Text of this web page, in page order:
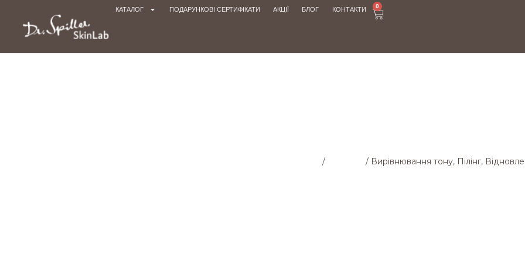
КАТАЛОГ ПОДАРУНКОВІ СЕРТИФІКАТИ АКЦІЇ БЛОГ КОНТАКТИ 0
/ / Вирівнювання тону, Пілінг,